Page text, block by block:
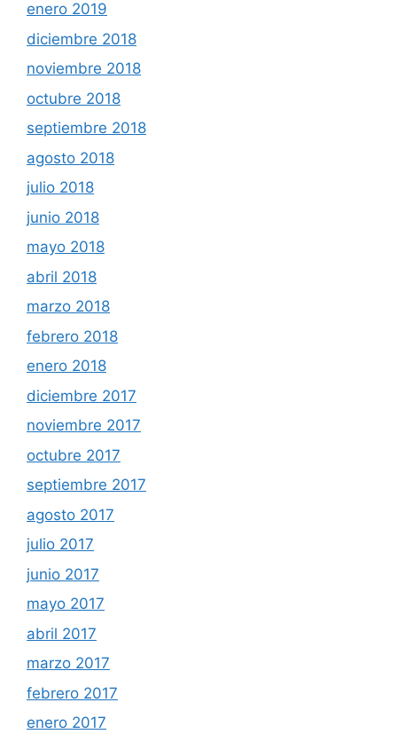
enero 2019
diciembre 2018
noviembre 2018
octubre 2018
septiembre 2018
agosto 2018
julio 2018
junio 2018
mayo 2018
abril 2018
marzo 2018
febrero 2018
enero 2018
diciembre 2017
noviembre 2017
octubre 2017
septiembre 2017
agosto 2017
julio 2017
junio 2017
mayo 2017
abril 2017
marzo 2017
febrero 2017
enero 2017